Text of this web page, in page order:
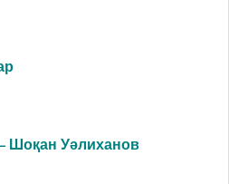
Шоқан Уәлиханов